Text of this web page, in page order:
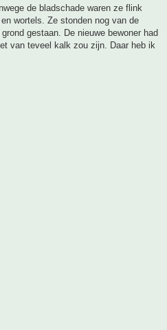
de bladschade waren ze flink
wortels. Ze stonden nog van de
gestaan. De nieuwe bewoner had
van teveel kalk zou zijn. Daar heb ik